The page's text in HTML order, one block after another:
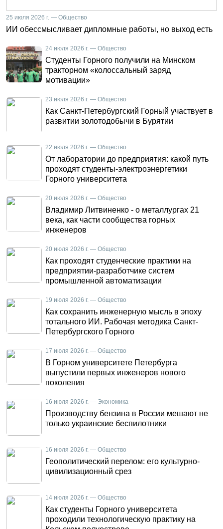
25 июля 2026 г. — Общество
ИИ обессмысливает дипломные работы, но выход есть
24 июля 2026 г. — Общество
Студенты Горного получили на Минском
тракторном «колоссальный заряд
мотивации»
23 июля 2026 г. — Общество
Как Санкт-Петербургский Горный участвует в
развитии золотодобычи в Бурятии
22 июля 2026 г. — Общество
От лаборатории до предприятия: какой путь
проходят студенты-электроэнергетики
Горного университета
20 июля 2026 г. — Общество
Владимир Литвиненко - о металлургах 21
века, как части сообщества горных
инженеров
20 июля 2026 г. — Общество
Как проходят студенческие практики на
предприятии-разработчике систем
промышленной автоматизации
19 июля 2026 г. — Общество
Как сохранить инженерную мысль в эпоху
тотального ИИ. Рабочая методика Санкт-
Петербургского Горного
17 июля 2026 г. — Общество
В Горном университете Петербурга
выпустили первых инженеров нового
поколения
16 июля 2026 г. — Экономика
Производству бензина в России мешают не
только украинские беспилотники
16 июля 2026 г. — Общество
Геополитический перелом: его культурно-
цивилизационный срез
14 июля 2026 г. — Общество
Как студенты Горного университета
проходили технологическую практику на